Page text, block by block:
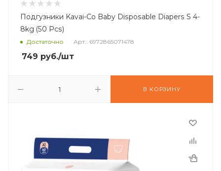
Подгузники Kavai-Co Baby Disposable Diapers S 4-
8kg (50 Pcs)
Достаточно Арт.: 6972865071478
749 руб./шт
В КОРЗИНУ